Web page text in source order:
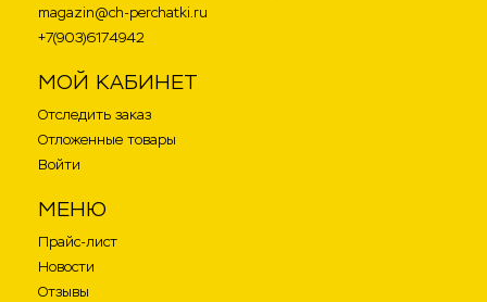
magazin@ch-perchatki.ru
+7(903)6174942
МОЙ КАБИНЕТ
Отследить заказ
Отложенные товары
Войти
МЕНЮ
Прайс-лист
Новости
Отзывы